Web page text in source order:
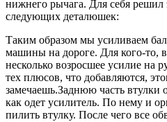
нижнего рычага. Для себя решил
следующих деталюшек:
Таким образом мы усиливаем
машины на дороге. Для кого-то,
несколько возросшее усилие на
тех плюсов, что добавляются,
замечаешь.Заднюю часть втулки
как одет усилитель. По нему и
пилить втулку. После чего все